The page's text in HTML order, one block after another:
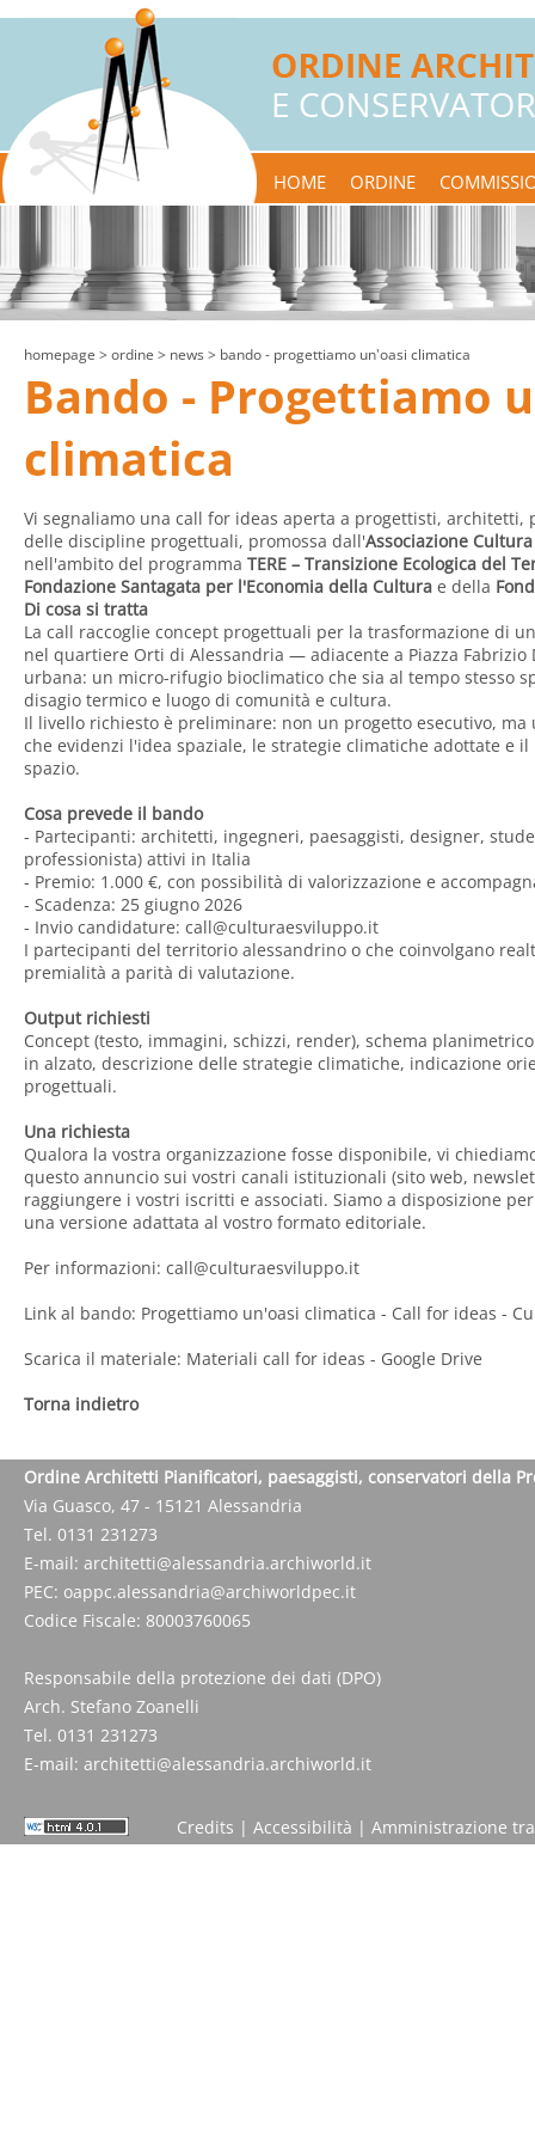
HOME ORDINE
homepage > ordine > news > bando - progettiamo un'oasi climatica
Bando - Progettiamo
climatica
Vi segnaliamo una call for ideas aperta a progettisti, architetti,
delle discipline progettuali, promossa dall'Associazione
nell'ambito del programma TERE – Transizione Ecologica del
Fondazione Santagata per l'Economia della Cultura e della
Di cosa si tratta
La call raccoglie concept progettuali per la trasformazione di
nel quartiere Orti di Alessandria — adiacente a Piazza
urbana: un micro-rifugio bioclimatico che sia al tempo stesso
disagio termico e luogo di comunità e cultura.
Il livello richiesto è preliminare: non un progetto esecutivo,
che evidenzi l'idea spaziale, le strategie climatiche adottate e
spazio.
Cosa prevede il bando
- Partecipanti: architetti, ingegneri, paesaggisti, designer,
professionista) attivi in Italia
- Premio: 1.000 €, con possibilità di valorizzazione e
- Scadenza: 25 giugno 2026
- Invio candidature: call@culturaesviluppo.it
I partecipanti del territorio alessandrino o che coinvolgano
premialità a parità di valutazione.
Output richiesti
Concept (testo, immagini, schizzi, render), schema
in alzato, descrizione delle strategie climatiche, indicazione
progettuali.
Una richiesta
Qualora la vostra organizzazione fosse disponibile, vi
questo annuncio sui vostri canali istituzionali (sito web,
raggiungere i vostri iscritti e associati. Siamo a disposizione
una versione adattata al vostro formato editoriale.
Per informazioni: call@culturaesviluppo.it
Link al bando: Progettiamo un'oasi climatica - Call for ideas -
Scarica il materiale: Materiali call for ideas - Google Drive
Torna indietro
Ordine Architetti Pianificatori, paesaggisti, conservatori della
Via Guasco, 47 - 15121 Alessandria
Tel. 0131 231273
E-mail: architetti@alessandria.archiworld.it
PEC: oappc.alessandria@archiworldpec.it
Codice Fiscale: 80003760065
Responsabile della protezione dei dati (DPO)
Arch. Stefano Zoanelli
Tel. 0131 231273
E-mail: architetti@alessandria.archiworld.it
Credits | Accessibilità | Amministrazione